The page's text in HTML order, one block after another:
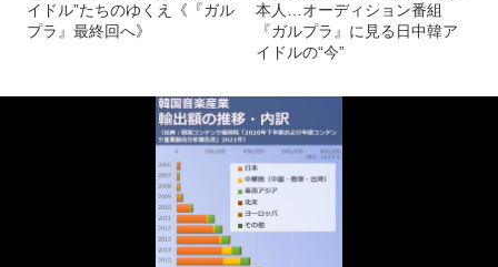
イドル”たちのゆくえ《『ガル
プラ』最終回へ》
本人…オーディション番組
『ガルプラ』に見る日中韓ア
イドルの“今”